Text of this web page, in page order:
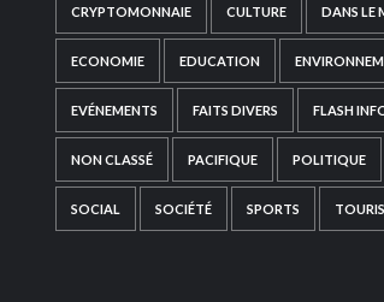
CRYPTOMONNAIE CULTURE DANS LE
ECONOMIE EDUCATION
EVÉNEMENTS FAITS DIVERS FLASH
NON CLASSÉ PACIFIQUE POLITIQUE
SOCIAL SOCIÉTÉ SPORTS